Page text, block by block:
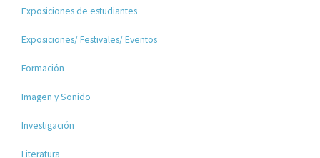
Exposiciones de estudiantes
Exposiciones/ Festivales/ Eventos
Formación
Imagen y Sonido
Investigación
Literatura